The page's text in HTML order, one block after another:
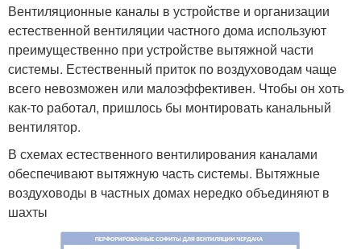
Вентиляционные каналы в устройстве и организации
естественной вентиляции частного дома используют
преимущественно при устройстве вытяжной части
системы. Естественный приток по воздуховодам чаще
всего невозможен или малоэффективен. Чтобы он хоть
как-то работал, пришлось бы монтировать канальный
вентилятор.
В схемах естественного вентилирования каналами
обеспечивают вытяжную часть системы. Вытяжные
воздуховоды в частных домах нередко объединяют в
шахты